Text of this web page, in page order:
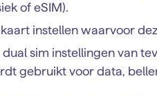
of eSIM).
instellen waarvoor
sim instellingen van
gebruikt voor data,